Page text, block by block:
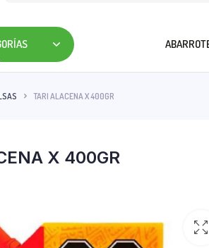
TARI ALACENA X 400GR
X 400GR